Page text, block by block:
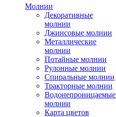
Молнии
Декоративные
молнии
Джинсовые молнии
Металлические
молнии
Потайные молнии
Рулонные молнии
Спиральные молнии
Тракторные молнии
Водонепроницаемые
молнии
Карта цветов